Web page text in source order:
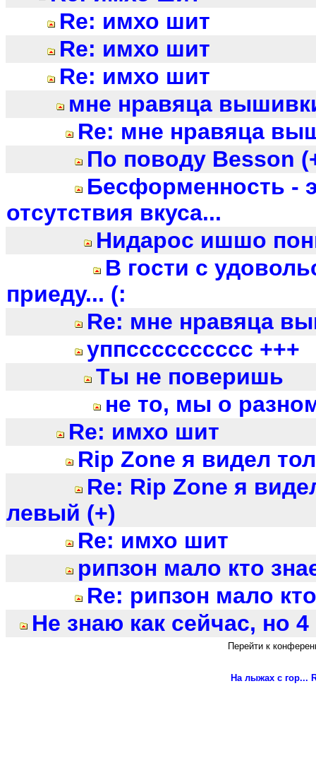
Re: имхо шит
Re: имхо шит
Re: имхо шит
мне нравяца
Re: мне нравяца
По поводу Besson
Бесформенность -
отсутствия вкуса...
Нидарос ишшо
В гости с
приеду... (:
Re: мне нравяца
уппсссссссссс +++
Ты не поверишь
не то, мы о
Re: имхо шит
Rip Zone я видел
Re: Rip Zone я
левый (+)
Re: имхо шит
рипзон мало кто
Re: рипзон мало
Не знаю как сейчас, но 4
Перейти к
На лыжах с гор...